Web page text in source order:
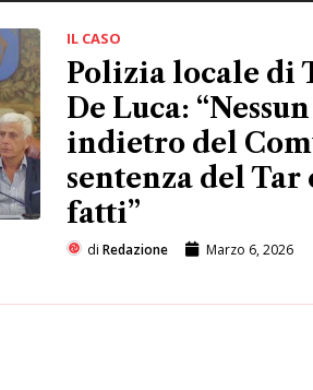
IL CASO
Polizia locale di
De Luca:
indietro del
sentenza del
fatti”
di Redazione Marzo 6, 2026